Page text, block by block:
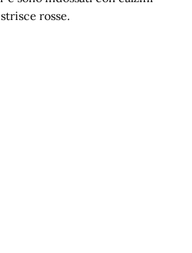
rosse.